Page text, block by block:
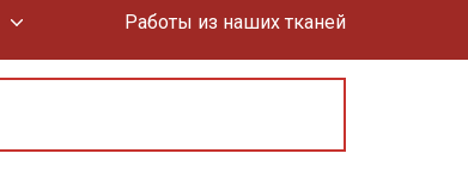
Работы из наших тканей